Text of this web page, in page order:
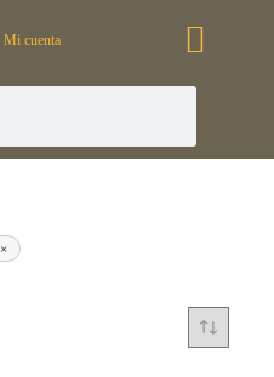
Mi cuenta
×